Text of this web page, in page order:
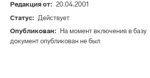
Редакция от
20.04.2001
Статус
Действует
Опубликован
На момент включения в базу
документ опубликован не был